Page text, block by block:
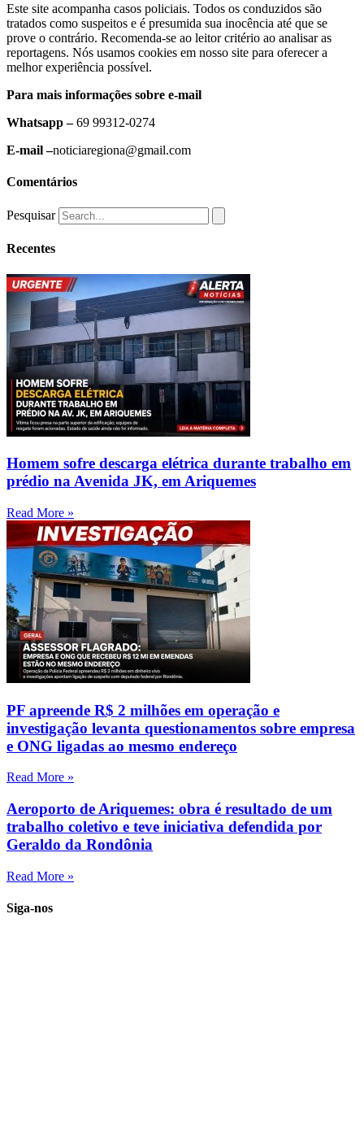
Este site acompanha casos policiais. Todos os conduzidos são
tratados como suspeitos e é presumida sua inocência até que se
prove o contrário. Recomenda-se ao leitor critério ao analisar as
reportagens. Nós usamos cookies em nosso site para oferecer a
melhor experiência possível.
Para mais informações sobre e-mail
Whatsapp –69 99312-0274
E-mail –noticiaregiona@gmail.com
Comentários
Pesquisar
Recentes
Homem sofre descarga elétrica durante trabalho em
prédio na Avenida JK, em Ariquemes
Read More »
PF apreende R$ 2 milhões em operação e
investigação levanta questionamentos sobre empresa
e ONG ligadas ao mesmo endereço
Read More »
Aeroporto de Ariquemes: obra é resultado de um
trabalho coletivo e teve iniciativa defendida por
Geraldo da Rondônia
Read More »
Siga-nos